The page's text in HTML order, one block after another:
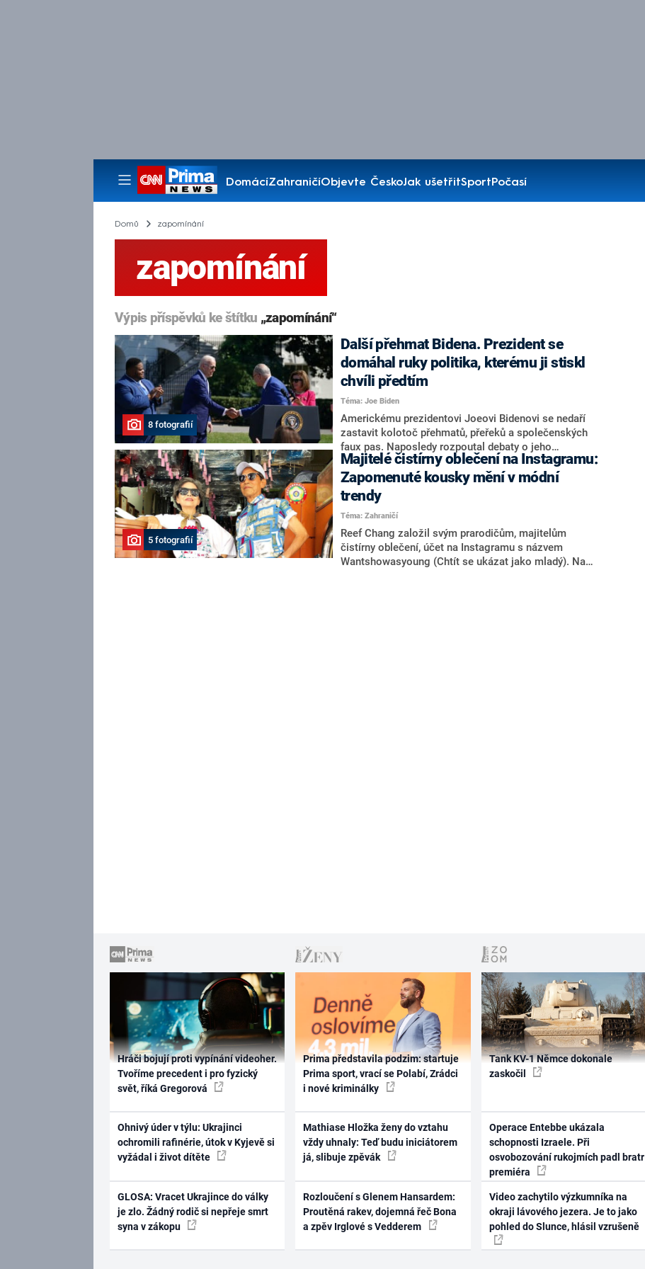
DomácíZahraničíObjevte ČeskoJak ušetřitSportPočasí
Pořady
Domů zapomínání
zapomínání
Výpis příspěvků ke štítku „zapomínání“
8 fotografií
Další přehmat Bidena. Prezident se
domáhal ruky politika, kterému ji stiskl
chvíli předtím
Téma: Joe Biden
Americkému prezidentovi Joeovi Bidenovi se nedaří
zastavit kolotoč přehmatů, přeřeků a společenských
faux pas. Naposledy rozpoutal debaty o jeho
duševním zdraví moment, když si chtěl podat ruku s
vůdcem demokratické většiny v Senátu Chuckem
Schumerem. A to i přesto, že jeho dlaň stiskl tři
vteřiny před tím.
5 fotografií
Majitelé čistírny oblečení na Instagramu:
Zapomenuté kousky mění v módní
trendy
Téma: Zahraničí
Reef Chang založil svým prarodičům, majitelům
čistírny oblečení, účet na Instagramu s názvem
Wantshowasyoung (Chtít se ukázat jako mladý). Na
Hráči bojují proti vypínání videoher.
Tvoříme precedent i pro fyzický
svět, říká Gregorová
Ohnivý úder v týlu: Ukrajinci
ochromili rafinérie, útok v Kyjevě si
vyžádal i život dítěte
GLOSA: Vracet Ukrajince do války
je zlo. Žádný rodič si nepřeje smrt
syna v zákopu
Prima představila podzim: startuje
Prima sport, vrací se Polabí, Zrádci
i nové kriminálky
Mathiase Hložka ženy do vztahu
vždy uhnaly: Teď budu iniciátorem
já, slibuje zpěvák
Rozloučení s Glenem Hansardem:
Proutěná rakev, dojemná řeč Bona
a zpěv Irglové s Vedderem
Tank KV-1 Němce dokonale
zaskočil
Operace Entebbe ukázala
schopnosti Izraele. Při
osvobozování rukojmích padl bratr
premiéra
Video zachytilo výzkumníka na
okraji lávového jezera. Je to jako
pohled do Slunce, hlásil vzrušeně